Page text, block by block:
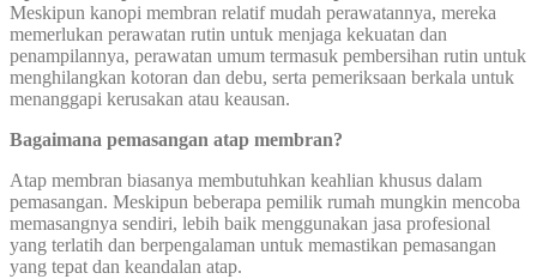
Meskipun kanopi membran relatif mudah perawatannya, mereka
memerlukan perawatan rutin untuk menjaga kekuatan dan
penampilannya, perawatan umum termasuk pembersihan rutin untuk
menghilangkan kotoran dan debu, serta pemeriksaan berkala untuk
menanggapi kerusakan atau keausan.
Bagaimana pemasangan atap membran?
Atap membran biasanya membutuhkan keahlian khusus dalam
pemasangan. Meskipun beberapa pemilik rumah mungkin mencoba
memasangnya sendiri, lebih baik menggunakan jasa profesional
yang terlatih dan berpengalaman untuk memastikan pemasangan
yang tepat dan keandalan atap.